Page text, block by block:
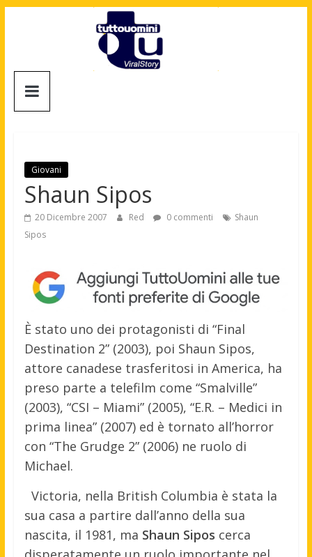
Tuttouomini
Motori,
gay
news
maschile
Giovani
Shaun Sipos
20 Dicembre 2007 Red 0 commenti
Shaun
Sipos
È stato uno dei protagonisti di “Final
Destination 2” (2003), poi Shaun Sipos,
attore canadese trasferitosi in America, ha
preso parte a telefilm come “Smalville”
(2003), “CSI – Miami” (2005), “E.R. – Medici in
prima linea” (2007) ed è tornato all’horror
con “The Grudge 2” (2006) ne ruolo di
Michael.
Victoria, nella British Columbia è stata la
sua casa a partire dall’anno della sua
nascita, il 1981, ma Shaun Sipos cerca